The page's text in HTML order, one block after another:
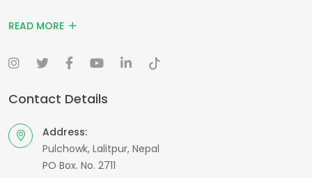
READ MORE
Contact Details
Address:
Pulchowk, Lalitpur, Nepal
PO Box. No. 2711